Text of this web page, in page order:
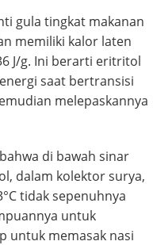
gula tingkat makanan
memiliki kalor laten
J/g. Ini berarti eritritol
saat bertransisi
melepaskannya
di bawah sinar
dalam kolektor surya,
tidak sepenuhnya
untuk
untuk memasak nasi